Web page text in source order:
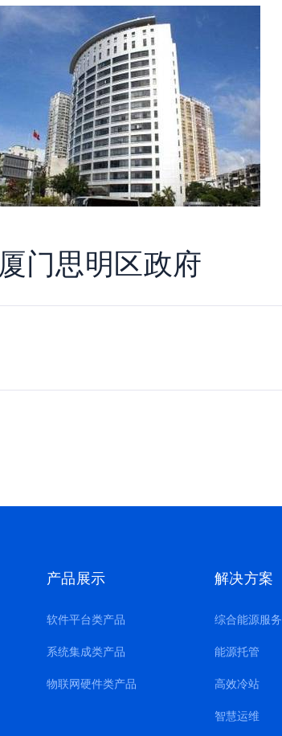
厦门思明区政府
产品展示
软件平台类产品
系统集成类产品
物联网硬件类产品
解决方案
综合能源服务
能源托管
高效冷站
智慧运维